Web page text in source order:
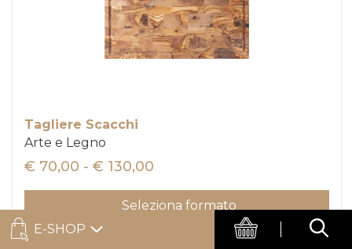
Tagliere Scacchi
Arte e Legno
€ 70,00 - € 130,00
Seleziona formato
E-SHOP